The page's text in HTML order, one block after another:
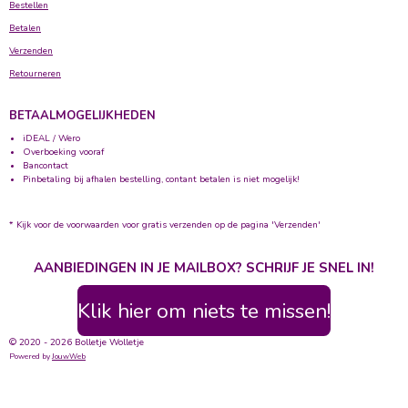
Bestellen
Betalen
Verzenden
Retourneren
BETAALMOGELIJKHEDEN
iDEAL / Wero
Overboeking vooraf
Bancontact
Pinbetaling bij afhalen bestelling, contant betalen is niet mogelijk!
* Kijk voor de voorwaarden voor gratis verzenden op de pagina 'Verzenden'
AANBIEDINGEN IN JE MAILBOX? SCHRIJF JE SNEL IN!
Klik hier om niets te missen!
© 2020 - 2026 Bolletje Wolletje
Powered byJouwWeb